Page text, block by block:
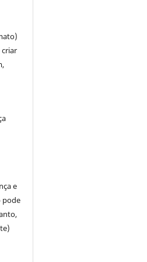
e
pode